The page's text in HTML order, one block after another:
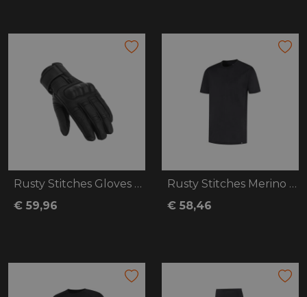
Rusty Stitches Gloves Eva
€ 59,96
Rusty Stitches Merino Baselayer 150
€ 58,46